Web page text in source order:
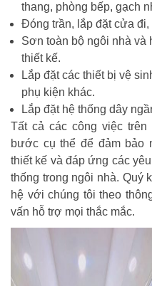
thang, phòng bếp, gạch
Đóng trần, lắp đặt cửa
Sơn toàn bộ ngôi nhà và
thiết kế.
Lắp đặt các thiết bị vệ
phụ kiện khác.
Lắp đặt hệ thống dây
Tất cả các công việc
bước cụ thể để đảm bảo
thiết kế và đáp ứng các
thống trong ngôi nhà. Quý
hệ với chúng tôi theo
vấn hỗ trợ mọi thắc mắc.